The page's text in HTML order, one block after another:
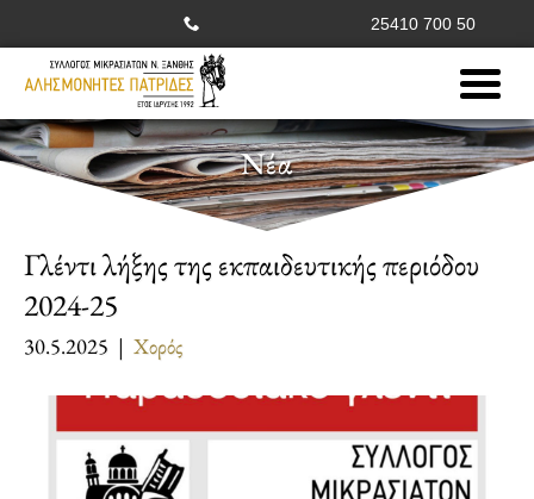
25410 700 50
Νέα
Γλέντι λήξης της εκπαιδευτικής περιόδου
2024-25
30.5.2025 | Χορός